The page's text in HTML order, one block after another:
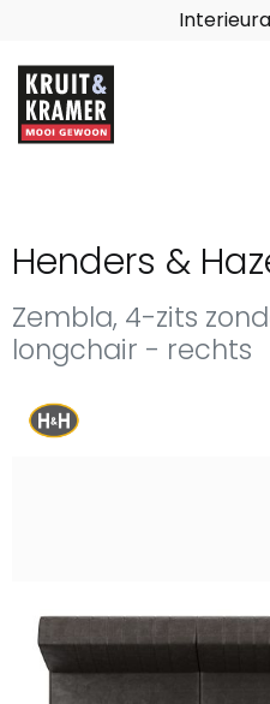
Henders &
Zembla, 4-zits
longchair - rechts